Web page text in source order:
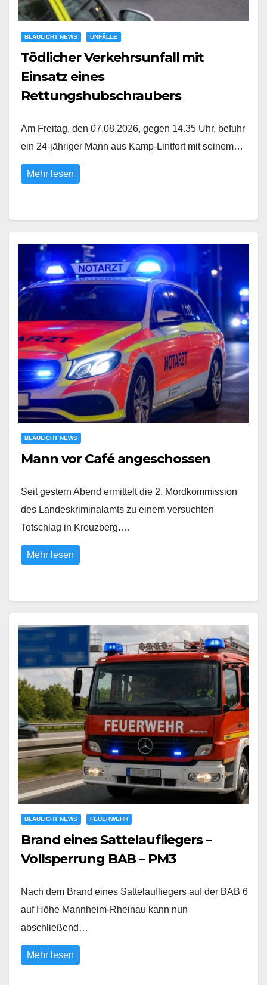
BLAULICHT NEWS UNFÄLLE
Tödlicher Verkehrsunfall mit
Einsatz eines
Rettungshubschraubers
Am Freitag, den 07.08.2026, gegen 14.35 Uhr, befuhr
ein 24-jähriger Mann aus Kamp-Lintfort mit seinem…
Mehr lesen
BLAULICHT NEWS
Mann vor Café angeschossen
Seit gestern Abend ermittelt die 2. Mordkommission
des Landeskriminalamts zu einem versuchten
Totschlag in Kreuzberg.…
Mehr lesen
BLAULICHT NEWS FEUERWEHR
Brand eines Sattelaufliegers –
Vollsperrung BAB – PM3
Nach dem Brand eines Sattelaufliegers auf der BAB 6
auf Höhe Mannheim-Rheinau kann nun
abschließend…
Mehr lesen